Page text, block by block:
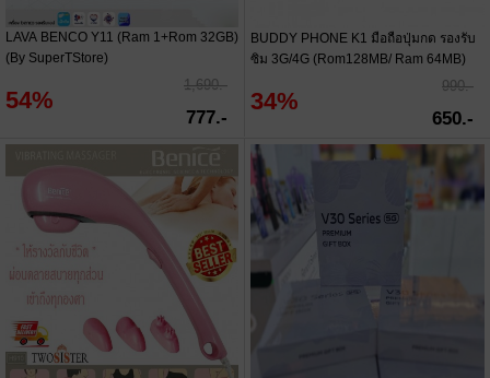
LAVA BENCO Y11 (Ram 1+Rom 32GB)
(By SuperTStore)
54%
1,690.-
777.-
BUDDY PHONE K1 มือถือปุ่มกด รองรับ
ซิม 3G/4G (Rom128MB/ Ram 64MB)
34%
990.-
650.-